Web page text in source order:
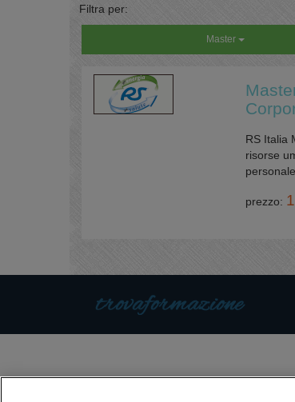
Filtra per:
Master
RS Italia
risorse
prezzo: